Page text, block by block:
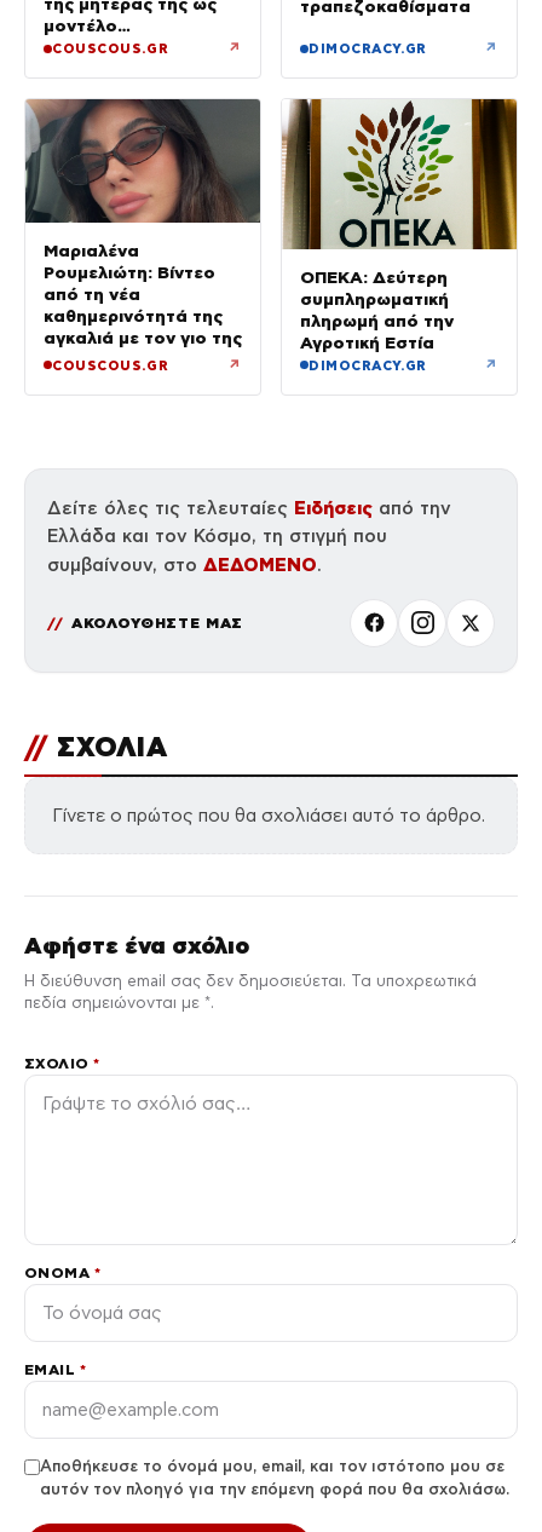
μοντέλο
(Φωτογραφίες)
COUSCOUS.GR ↗
τραπεζοκαθίσματα
DIMOCRACY.GR ↗
Μαριαλένα
Ρουμελιώτη: Βίντεο
από τη νέα
καθημερινότητά της
αγκαλιά με τον γιο της
COUSCOUS.GR ↗
ΟΠΕΚΑ: Δεύτερη
συμπληρωματική
πληρωμή από την
Αγροτική Εστία
DIMOCRACY.GR ↗
Δείτε όλες τις τελευταίες Ειδήσεις από την
Ελλάδα και τον Κόσμο, τη στιγμή που
συμβαίνουν, στο ΔΕΔΟΜΕΝΟ.
ΑΚΟΛΟΥΘΗΣΤΕ ΜΑΣ
// ΣΧΟΛΙΑ
Γίνετε ο πρώτος που θα σχολιάσει αυτό το άρθρο.
Αφήστε ένα σχόλιο
Η διεύθυνση email σας δεν δημοσιεύεται. Τα υποχρεωτικά
πεδία σημειώνονται με *.
ΣΧΌΛΙΟ*
ΌΝΟΜΑ *
EMAIL *
Αποθήκευσε το όνομά μου, email, και τον ιστότοπο μου σε
αυτόν τον πλοηγό για την επόμενη φορά που θα σχολιάσω.